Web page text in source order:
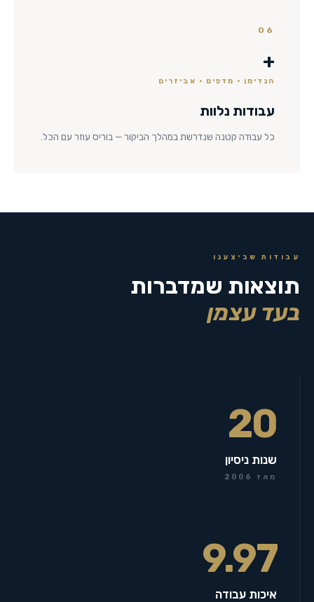
06
+
הנדימן · מדפים · אביזרים
עבודות נלוות
כל עבודה קטנה שנדרשת במהלך הביקור — בוריס עוזר עם הכל.
עבודות שביצענו
תוצאות שמדברות
בעד עצמן
20
שנות ניסיון
מאז 2006
9.97
איכות עבודה